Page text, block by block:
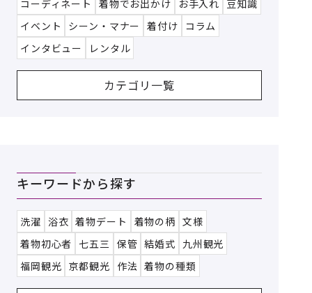
コーディネート 着物でお出かけ お手入れ 豆知識
イベント
シーン・マナー 着付け コラム
インタビュー
レンタル
カテゴリ一覧
キーワードから探す
洗濯 浴衣 着物デート 着物の柄 文様
着物初心者 七五三 保管 結婚式 九州観光
福岡観光 京都観光 作法 着物の種類